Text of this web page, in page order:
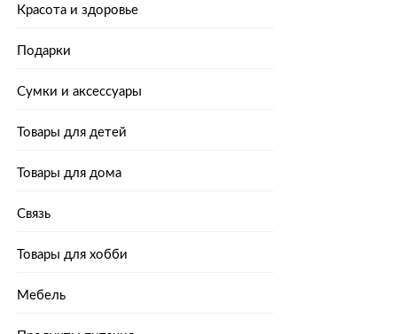
Красота и здоровье
Подарки
Сумки и аксессуары
Товары для детей
Товары для дома
Связь
Товары для хобби
Мебель